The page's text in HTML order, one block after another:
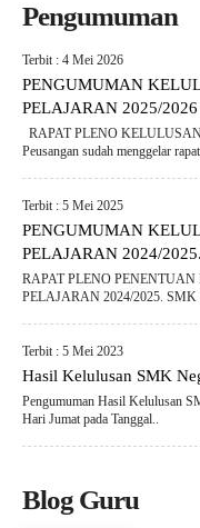
Pengumuman
Terbit : 4 Mei 2026
PENGUMUMAN
PELAJARAN 2025/2026
RAPAT PLENO
Peusangan sudah menggelar
Terbit : 5 Mei 2025
PENGUMUMAN
PELAJARAN 2024/2025.
RAPAT PLENO
PELAJARAN 2024/2025. SMK
Terbit : 5 Mei 2023
Hasil Kelulusan SMK
Pengumuman Hasil Kelulusan
Hari Jumat pada Tanggal..
Blog Guru